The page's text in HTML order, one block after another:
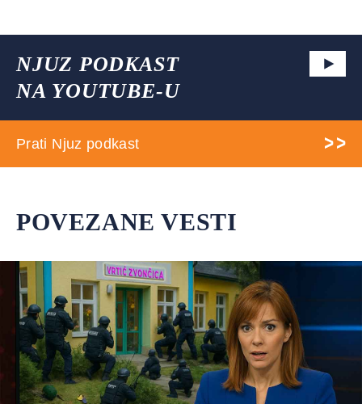
NJUZ PODKAST
NA YOUTUBE-U
Prati Njuz podkast
POVEZANE VESTI